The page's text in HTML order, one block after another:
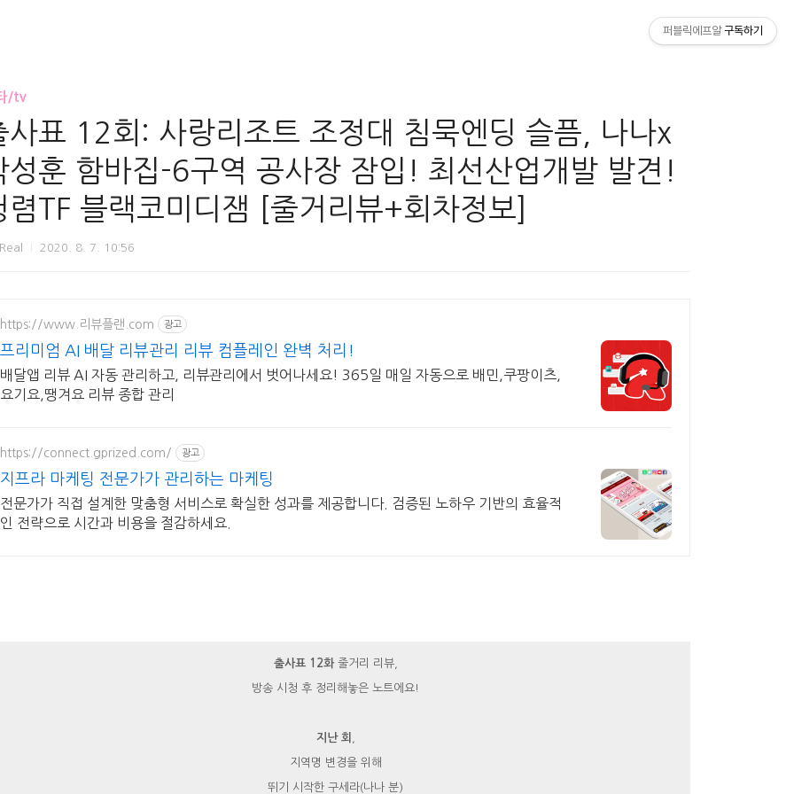
/tv
사표 12회: 사랑리조트 조정대 침묵엔딩 슬픔, 나나x
성훈 함바집-6구역 공사장 잠입! 최선산업개발 발견!
렴TF 블랙코미디잼 [줄거리뷰+회차정보]
2020. 8. 7. 10:56
https://www.리뷰플랜.com 광고
프리미엄 AI 배달 리뷰관리 리뷰 컴플레인 완벽 처리!
배달앱 리뷰 AI 자동 관리하고, 리뷰관리에서 벗어나세요! 365일 매일 자동으로 배민,쿠팡이츠,
요기요,땡겨요 리뷰 종합 관리
https://connect.gprized.com/ 광고
지프라 마케팅 전문가가 관리하는 마케팅
전문가가 직접 설계한 맞춤형 서비스로 확실한 성과를 제공합니다. 검증된 노하우 기반의 효율적
인 전략으로 시간과 비용을 절감하세요.
출사표 12화줄거리 리뷰,
방송 시청 후 정리해놓은 노트에요!
지난 회
지역명 변경을 위해
뛰기 시작한 구세라(나나 분)
퍼블릭에프알 구독하기